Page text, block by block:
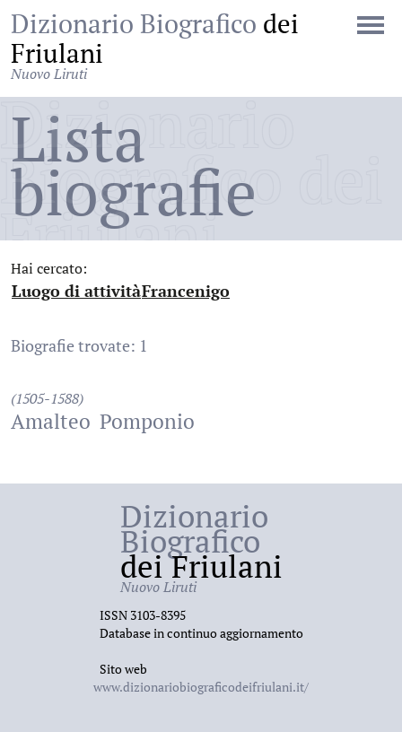
Dizionario Biografico dei
Friulani
Nuovo Liruti
Dizionario
Biografico dei
Friulani
Lista
biografie
Hai cercato:
Luogo di attività
:Francenigo
Biografie trovate: 1
(1505-1588)
Amalteo Pomponio
Dizionario
Biografico
dei Friulani
Nuovo Liruti
ISSN 3103-8395
Database in continuo aggiornamento
Sito web
www.dizionariobiograficodeifriulani.it/